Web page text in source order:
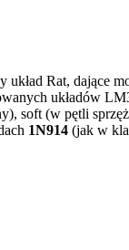
układ Rat,
układów
soft (w pętli
1N914 (jak w